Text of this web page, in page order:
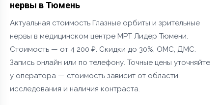
нервы в Тюмень
Актуальная стоимость Глазные орбиты и зрительные
нервы в медицинском центре МРТ Лидер Тюмени.
Стоимость — от 4 200 ₽. Скидки до 30%, ОМС, ДМС.
Запись онлайн или по телефону. Точные цены уточняйте
у оператора — стоимость зависит от области
исследования и наличия контраста.